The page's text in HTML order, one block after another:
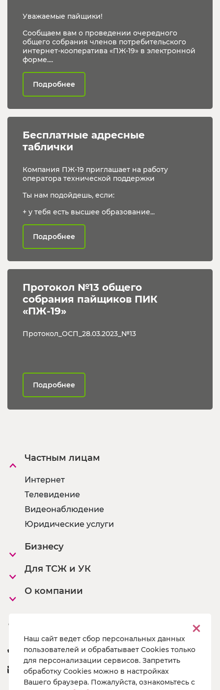
Уважаемые пайщики!
Сообщаем вам о проведении очередного
общего собрания членов потребительского
интернет-кооператива «ПЖ-19» в электронной
форме....
Подробнее
Бесплатные адресные
таблички
Компания ПЖ-19 приглашает на работу
оператора технической поддержки
Ты нам подойдешь, если:
+ у тебя есть высшее образование...
Подробнее
Протокол №13 общего
собрания пайщиков ПИК
«ПЖ-19»
Протокол_ОСП_28.03.2023_№13
Подробнее
Частным лицам
Интернет
Телевидение
Видеонаблюдение
Юридические услуги
Бизнесу
Для ТСЖ и УК
О компании
8 800 222 55 19
a@pg19.ru
Наш сайт ведет сбор персональных данных
пользователей и обрабатывает Cookies только
для персонализации сервисов. Запретить
обработку Cookies можно в настройках
Вашего браузера. Пожалуйста, ознакомьтесь с